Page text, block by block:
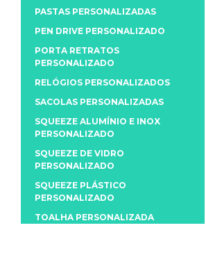
PASTAS PERSONALIZADAS
PEN DRIVE PERSONALIZADO
PORTA RETRATOS
PERSONALIZADO
RELÓGIOS PERSONALIZADOS
SACOLAS PERSONALIZADAS
SQUEEZE ALUMÍNIO E INOX
PERSONALIZADO
SQUEEZE DE VIDRO
PERSONALIZADO
SQUEEZE PLÁSTICO
PERSONALIZADO
TOALHA PERSONALIZADA